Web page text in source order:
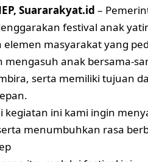
Suararakyat.id –
festival anak
elemen masyarakat yang
mengasuh anak bersama-
serta memiliki tujuan
kegiatan ini kami ingin
menumbuhkan rasa